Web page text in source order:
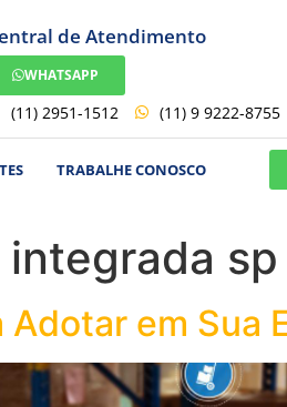
de Atendimento
WHATSAPP
(11) 2951-1512 (11) 9 9222-8755
TRABALHE CONOSCO
em Sua